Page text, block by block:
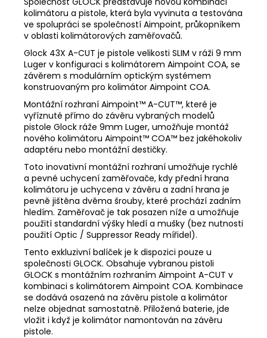
kolimátoru a pistole, která byla vyvinuta a testována
ve spolupráci se společností Aimpoint, průkopníkem
v oblasti kolimátorových zaměřovačů.
Glock 43X A-CUT je pistole velikosti SLIM v ráži 9 mm
Luger v konfiguraci s kolimátorem Aimpoint COA, se
závěrem s modulárním optickým systémem
konstruovaným pro kolimátor Aimpoint COA.
Montážní rozhraní Aimpoint™ A-CUT™, které je
vyříznuté přímo do závěru vybraných modelů
pistole Glock ráže 9mm Luger, umožňuje montáž
nového kolimátoru Aimpoint™ COA™ bez jakéhokoliv
adaptéru nebo montážní destičky.
Toto inovativní montážní rozhraní umožňuje rychlé
a pevné uchycení zaměřovače, kdy přední hrana
kolimátoru je uchycena v závěru a zadní hrana je
pevně jištěna dvěma šrouby, které prochází zadním
hledím. Zaměřovač je tak posazen níže a umožňuje
použití standardní výšky hledí a mušky (bez nutnosti
použití Optic / Suppressor Ready mířidel).
Tento exkluzivní balíček je k dispozici pouze u
společnosti GLOCK. Obsahuje vybranou pistoli
GLOCK s montážním rozhraním Aimpoint A-CUT v
kombinaci s kolimátorem Aimpoint COA. Kombinace
se dodává osazená na závěru pistole a kolimátor
nelze objednat samostatně. Přiložená baterie, jde
vložit i když je kolimátor namontován na závěru
pistole.